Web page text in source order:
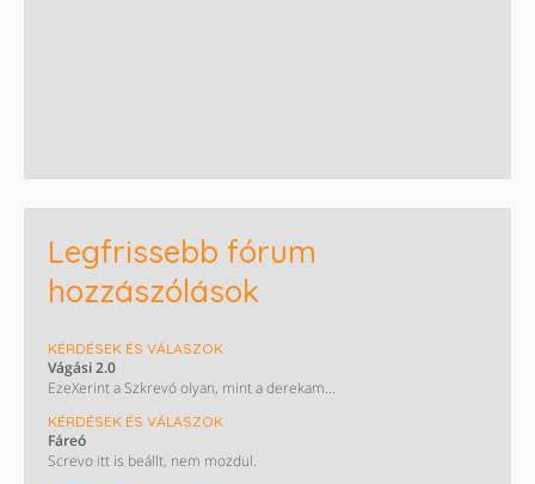
Legfrissebb fórum
hozzászólások
KÉRDÉSEK ÉS VÁLASZOK
Vágási 2.0
EzeXerint a Szkrevó olyan, mint a derekam...
KÉRDÉSEK ÉS VÁLASZOK
Fáreó
Screvo itt is beállt, nem mozdul.